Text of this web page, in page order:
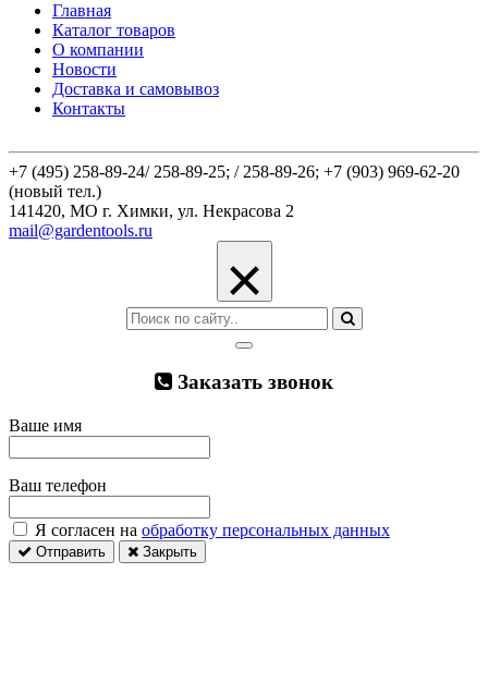
Главная
Каталог товаров
О компании
Новости
Доставка и самовывоз
Контакты
+7 (495) 258-89-24/ 258-89-25; / 258-89-26; +7 (903) 969-62-20
(новый тел.)
141420, МО г. Химки, ул. Некрасова 2
mail@gardentools.ru
×
Заказать звонок
Ваше имя
Ваш телефон
Я согласен на обработку персональных данных
Отправить Закрыть